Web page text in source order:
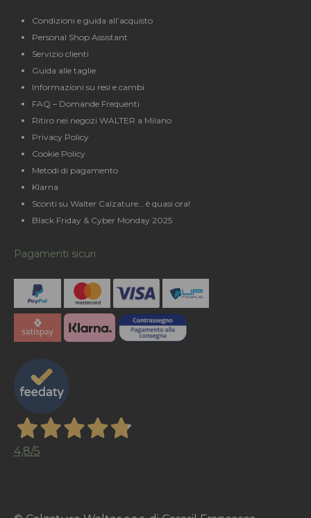
Condizioni e guida all’acquisto
Personal Shop Assistant
Servizio clienti
Guida alle taglie
Informazioni su resi e cambi
FAQ – Domande Frequenti
Ritiro nei negozi WALTER a Milano
Privacy Policy
Cookie Policy
Metodi di pagamento
Klarna
Sconti su Walter Calzature… è quasi ora!
Black Friday & Cyber Monday 2025
Pagamenti sicuri
4,8/5